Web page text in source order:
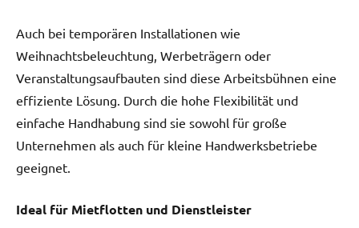
Auch bei temporären Installationen wie
Weihnachtsbeleuchtung, Werbeträgern oder
Veranstaltungsaufbauten sind diese Arbeitsbühnen eine
effiziente Lösung. Durch die hohe Flexibilität und
einfache Handhabung sind sie sowohl für große
Unternehmen als auch für kleine Handwerksbetriebe
geeignet.
Ideal für Mietflotten und Dienstleister